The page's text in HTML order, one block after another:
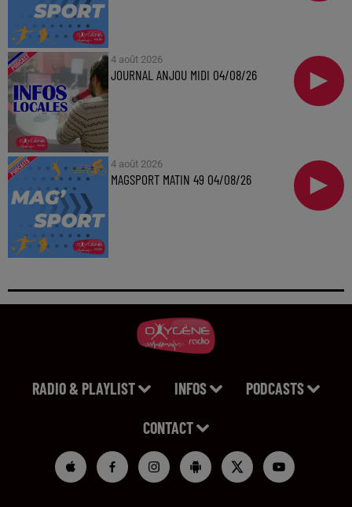
4 août 2026
JOURNAL ANJOU MIDI 04/08/26
4 août 2026
MAGSPORT MATIN 49 04/08/26
RADIO & PLAYLIST INFOS PODCASTS
CONTACT